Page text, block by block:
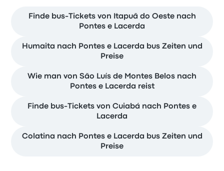
Finde bus-Tickets von Itapuã do Oeste nach
Pontes e Lacerda
Humaita nach Pontes e Lacerda bus Zeiten und
Preise
Wie man von São Luís de Montes Belos nach
Pontes e Lacerda reist
Finde bus-Tickets von Cuiabá nach Pontes e
Lacerda
Colatina nach Pontes e Lacerda bus Zeiten und
Preise